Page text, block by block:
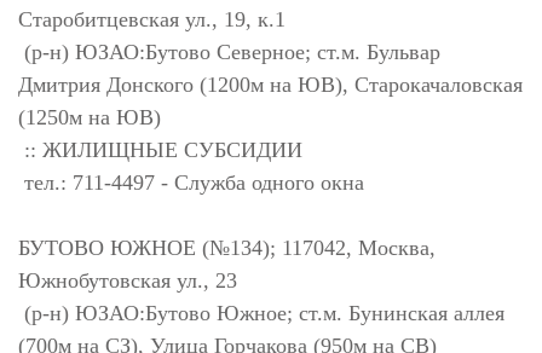
Старобитцевская ул., 19, к.1
(р-н) ЮЗАО:Бутово Северное; ст.м. Бульвар
Дмитрия Донского (1200м на ЮВ), Старокачаловская
(1250м на ЮВ)
:: ЖИЛИЩНЫЕ СУБСИДИИ
тел.: 711-4497 - Служба одного окна
БУТОВО ЮЖНОЕ (№134); 117042, Москва,
Южнобутовская ул., 23
(р-н) ЮЗАО:Бутово Южное; ст.м. Бунинская аллея
(700м на СЗ), Улица Горчакова (950м на СВ)